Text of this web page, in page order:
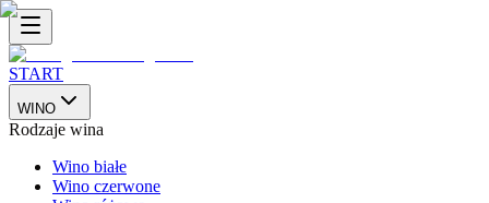
START
WINO
Rodzaje wina
Wino białe
Wino czerwone